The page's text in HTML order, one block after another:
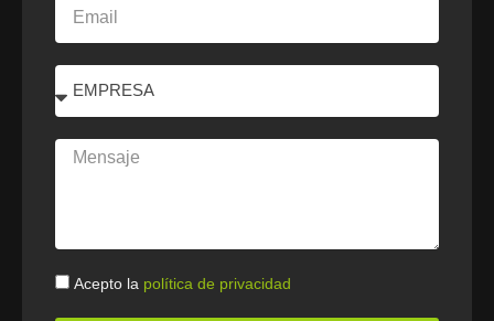
Mensaje
Politica
Acepto la política de privacidad